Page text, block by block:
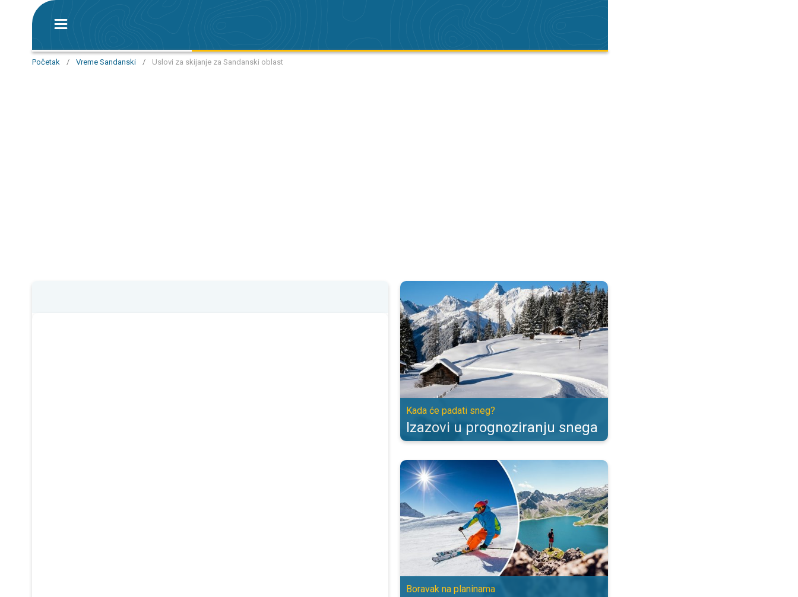
Početak / Vreme Sandanski / Uslovi za skijanje za Sandanski oblast
Izazovi u prognoziranju snega. Kada će padati sneg?. . .
Kada će padati sneg?
Izazovi u prognoziranju snega
Podaci o planinskim i skijaškim uslovima. Boravak na planinama. . .
Boravak na planinama